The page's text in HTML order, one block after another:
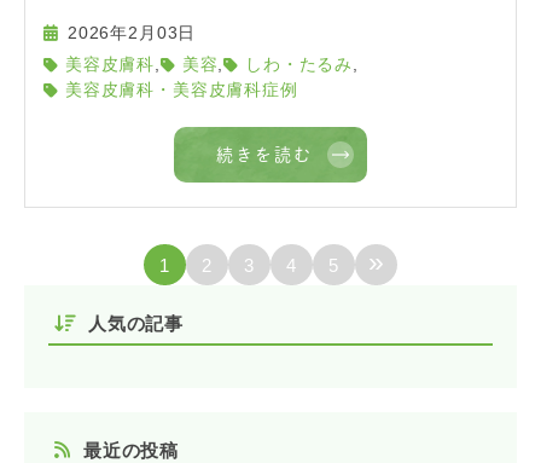
2026年2月03日
美容皮膚科, 美容, しわ・たるみ ,
美容皮膚科・美容皮膚科症例
続きを読む
1 2 3 4 5 »
人気の記事
最近の投稿